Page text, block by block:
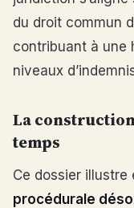
du droit commun
contribuant à une
niveaux
La
temps
Ce dossier illustre
procédurale